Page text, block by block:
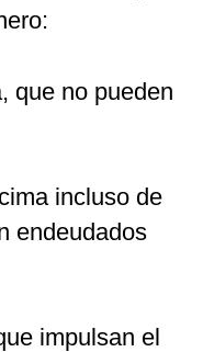
que no pueden
incluso de
endeudados
impulsan el